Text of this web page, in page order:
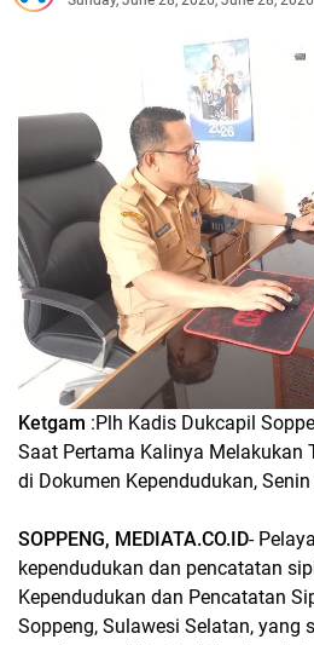
Ketgam :Plh Kadis Dukcapil
Saat Pertama Kalinya Melakukan
di Dokumen Kependudukan,
SOPPENG, MEDIATA.CO.ID-
kependudukan dan pencatatan
Kependudukan dan Pencatatan
Soppeng, Sulawesi Selatan, yang